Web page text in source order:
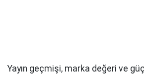
Yayın geçmişi, marka değeri ve